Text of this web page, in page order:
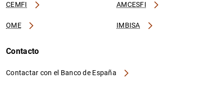
CEMFI AMCESFI
OME IMBISA
Contacto
Contactar con el Banco de España